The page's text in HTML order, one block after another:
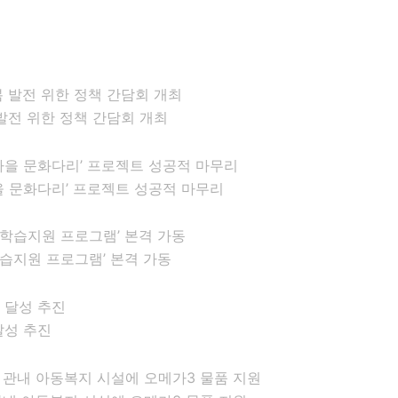
전 위한 정책 간담회 개최
화다리’ 프로젝트 성공적 마무리
지원 프로그램’ 본격 가동
추진